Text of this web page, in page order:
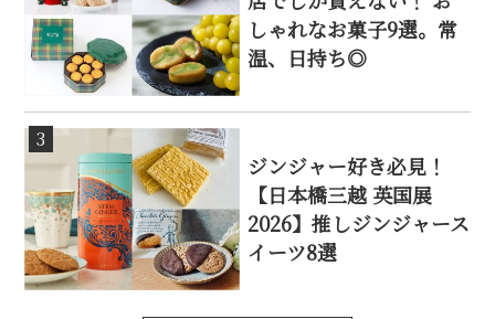
しゃれなお菓子9選。常
温、日持ち◎
3
ジンジャー好き必見！
【日本橋三越 英国展
2026】推しジンジャース
イーツ8選